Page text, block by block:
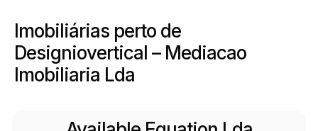
Imobiliárias perto de
Designiovertical – Mediacao
Imobiliaria Lda